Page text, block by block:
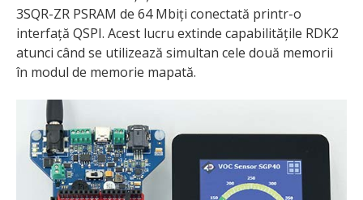
3SQR-ZR PSRAM de 64 Mbiți conectată printr-o
interfață QSPI. Acest lucru extinde capabilitățile RDK2
atunci când se utilizează simultan cele două memorii
în modul de memorie mapată.